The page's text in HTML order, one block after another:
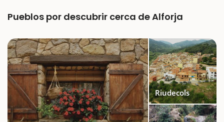
Pueblos por descubrir cerca de Alforja
Riudecols